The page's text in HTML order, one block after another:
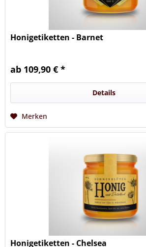
Honigetiketten - Barnet
ab 109,90 € *
Details
Merken
Honigetiketten - Chelsea